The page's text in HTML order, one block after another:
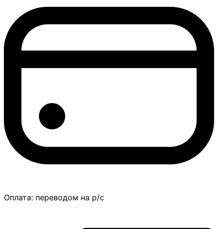
Оплата: переводом на р/с